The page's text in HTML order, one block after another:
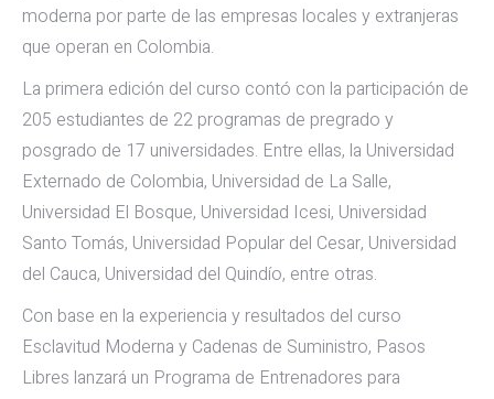
moderna por parte de las empresas locales y extranjeras
que operan en Colombia.
La primera edición del curso contó con la participación de
205 estudiantes de 22 programas de pregrado y
posgrado de 17 universidades. Entre ellas, la Universidad
Externado de Colombia, Universidad de La Salle,
Universidad El Bosque, Universidad Icesi, Universidad
Santo Tomás, Universidad Popular del Cesar, Universidad
del Cauca, Universidad del Quindío, entre otras.
Con base en la experiencia y resultados del curso
Esclavitud Moderna y Cadenas de Suministro, Pasos
Libres lanzará un Programa de Entrenadores para